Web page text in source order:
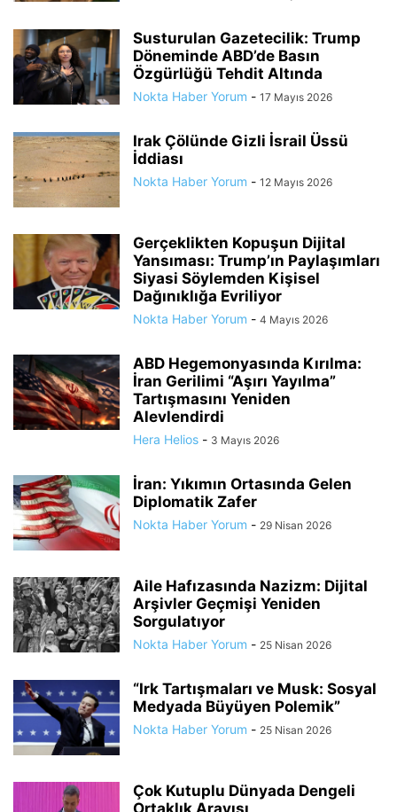
Susturulan Gazetecilik: Trump
Döneminde ABD’de Basın
Özgürlüğü Tehdit Altında
Nokta Haber Yorum - 17 Mayıs 2026
Irak Çölünde Gizli İsrail Üssü
İddiası
Nokta Haber Yorum - 12 Mayıs 2026
Gerçeklikten Kopuşun Dijital
Yansıması: Trump’ın Paylaşımları
Siyasi Söylemden Kişisel
Dağınıklığa Evriliyor
Nokta Haber Yorum - 4 Mayıs 2026
ABD Hegemonyasında Kırılma:
İran Gerilimi “Aşırı Yayılma”
Tartışmasını Yeniden
Alevlendirdi
Hera Helios - 3 Mayıs 2026
İran: Yıkımın Ortasında Gelen
Diplomatik Zafer
Nokta Haber Yorum - 29 Nisan 2026
Aile Hafızasında Nazizm: Dijital
Arşivler Geçmişi Yeniden
Sorgulatıyor
Nokta Haber Yorum - 25 Nisan 2026
“Irk Tartışmaları ve Musk: Sosyal
Medyada Büyüyen Polemik”
Nokta Haber Yorum - 25 Nisan 2026
Çok Kutuplu Dünyada Dengeli
Ortaklık Arayışı